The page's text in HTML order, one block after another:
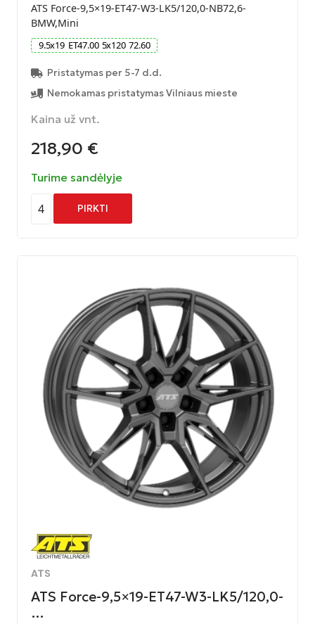
ATS Force-9,5×19-ET47-W3-LK5/120,0-NB72,6-
BMW,Mini
9.5x19 ET47.00 5x120 72.60
Pristatymas per 5-7 d.d.
Nemokamas pristatymas Vilniaus mieste
Kaina už vnt.
218,90 €
Turime sandėlyje
4 PIRKTI
ATS
ATS Force-9,5×19-ET47-W3-LK5/120,0-
…